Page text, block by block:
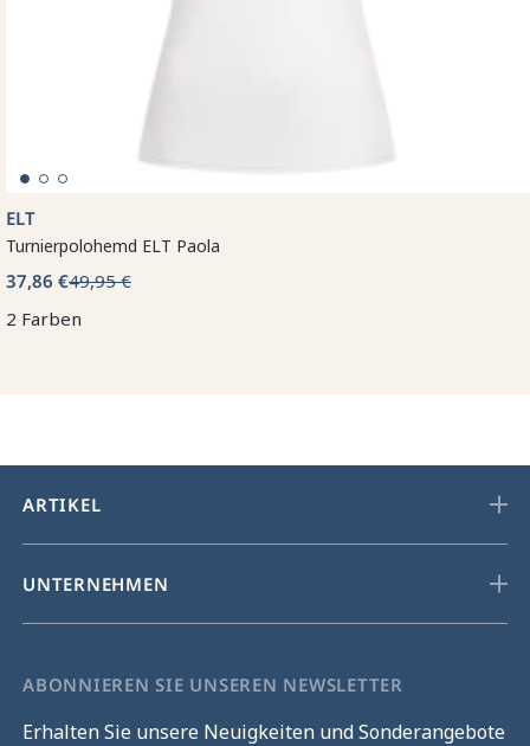
ELT
Turnierpolohemd ELT Paola
37,86 €49,95 €
2 Farben
ARTIKEL
UNTERNEHMEN
ABONNIEREN SIE UNSEREN NEWSLETTER
Erhalten Sie unsere Neuigkeiten und Sonderangebote